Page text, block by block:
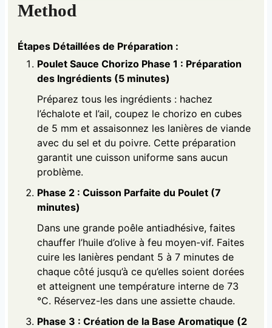
Method
Étapes Détaillées de Préparation :
Poulet Sauce Chorizo Phase 1 : Préparation
des Ingrédients (5 minutes)
Préparez tous les ingrédients : hachez
l’échalote et l’ail, coupez le chorizo en cubes
de 5 mm et assaisonnez les lanières de viande
avec du sel et du poivre. Cette préparation
garantit une cuisson uniforme sans aucun
problème.
Phase 2 : Cuisson Parfaite du Poulet (7
minutes)
Dans une grande poêle antiadhésive, faites
chauffer l’huile d’olive à feu moyen-vif. Faites
cuire les lanières pendant 5 à 7 minutes de
chaque côté jusqu’à ce qu’elles soient dorées
et atteignent une température interne de 73
°C. Réservez-les dans une assiette chaude.
Phase 3 : Création de la Base Aromatique (2